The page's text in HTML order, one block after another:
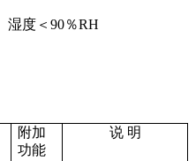
度＜90％RH
附加
功能
说 明